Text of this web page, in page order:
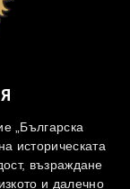
„Българска
историческата
възраждане
и далечно